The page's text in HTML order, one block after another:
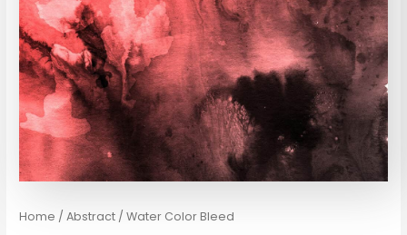
Home /Abstract / Water Color Bleed